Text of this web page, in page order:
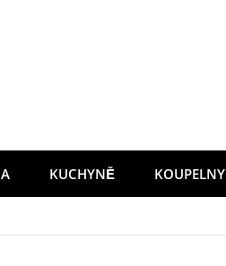
KUCHYNĚ KOUPELNY